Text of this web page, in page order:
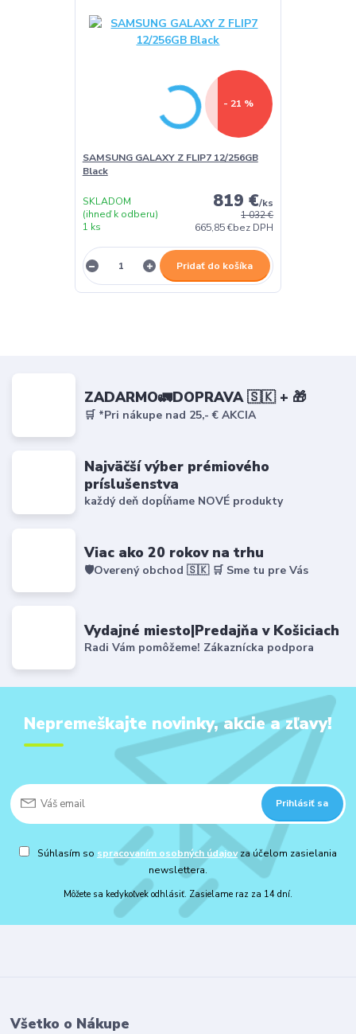
- 21 %
SAMSUNG GALAXY Z FLIP7 12/256GB
Black
1 032 €
819 €/ks
665,85 €bez DPH
SKLADOM
(ihneď k odberu)
1 ks
Pridať do košíka
ZADARMO🚛DOPRAVA 🇸🇰 + 🎁
🛒 *Pri nákupe nad 25,- € AKCIA
Najväčší výber prémiového
príslušenstva
každý deň dopĺňame NOVÉ produkty
Viac ako 20 rokov na trhu
🛡️Overený obchod 🇸🇰 🛒 Sme tu pre Vás
Vydajné miesto|Predajňa v Košiciach
Radi Vám pomôžeme! Zákaznícka podpora
Nepremeškajte novinky, akcie a zľavy!
Prihlásiť sa
Súhlasím so spracovaním osobných údajovza účelom zasielania
newslettera.
Môžete sa kedykoľvek odhlásiť. Zasielame raz za 14 dní.
Všetko o Nákupe